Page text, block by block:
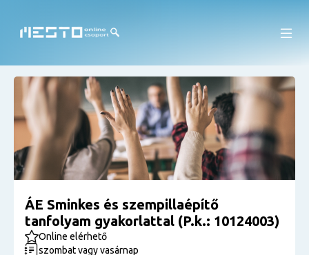
ÁE Sminkes és szempillaépítő
tanfolyam gyakorlattal (P.k.: 10124003)
Online elérhető
szombat vagy vasárnap